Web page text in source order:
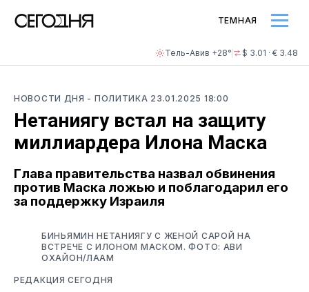
Тель-Авив +28° $ 3.01 · € 3.48
ТЕМНАЯ
НОВОСТИ ДНЯ - ПОЛИТИКА 23.01.2025 18:00
Нетаниягу встал на защиту
миллиардера Илона Маска
Глава правительства назвал обвинения
против Маска ложью и поблагодарил его
за поддержку Израиля
БИНЬЯМИН НЕТАНИЯГУ С ЖЕНОЙ САРОЙ НА
ВСТРЕЧЕ С ИЛОНОМ МАСКОМ. ФОТО: АВИ
ОХАЙОН/ЛААМ
РЕДАКЦИЯ СЕГОДНЯ